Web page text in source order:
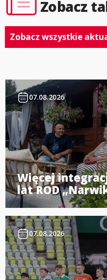
Zobacz
Zobacz wszystkie
07.08.2026
Więcej
lat ROD
07.08.2026